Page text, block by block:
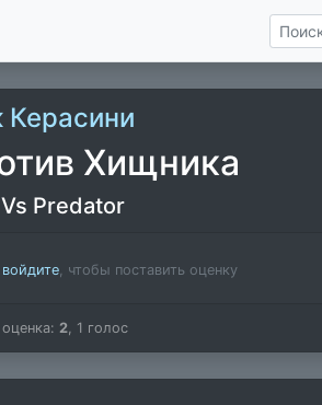
Хищника
Predator
войдите, чтобы поставить оценку
2, 1 голос